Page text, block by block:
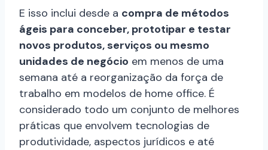
E isso inclui desde a compra de métodos
ágeis para conceber, prototipar e testar
novos produtos, serviços ou mesmo
unidades de negócio em menos de uma
semana até a reorganização da força de
trabalho em modelos de home office. É
considerado todo um conjunto de melhores
práticas que envolvem tecnologias de
produtividade, aspectos jurídicos e até